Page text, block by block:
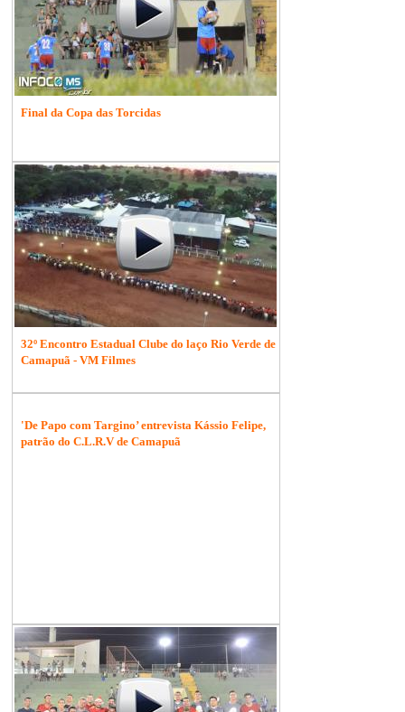
Final da Copa das Torcidas
32º Encontro Estadual Clube do laço Rio Verde de
Camapuã - VM Filmes
'De Papo com Targino’ entrevista Kássio Felipe,
patrão do C.L.R.V de Camapuã